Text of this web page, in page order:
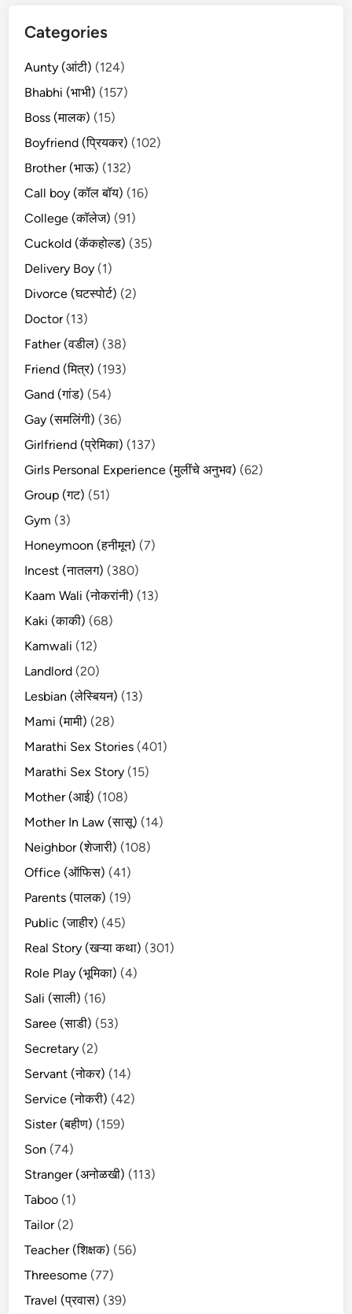
Categories
Aunty (आंटी) (124)
Bhabhi (भाभी) (157)
Boss (मालक) (15)
Boyfriend (प्रियकर) (102)
Brother (भाऊ) (132)
Call boy (कॉल बॉय) (16)
College (कॉलेज) (91)
Cuckold (कॅकहोल्ड) (35)
Delivery Boy (1)
Divorce (घटस्पोर्ट) (2)
Doctor(13)
Father (वडील) (38)
Friend (मित्र) (193)
Gand (गांड) (54)
Gay (समलिंगी) (36)
Girlfriend (प्रेमिका) (137)
Girls Personal Experience (मुलींचे अनुभव) (62)
Group (गट) (51)
Gym (3)
Honeymoon (हनीमून) (7)
Incest (नातलग) (380)
Kaam Wali (नोकरांनी) (13)
Kaki (काकी) (68)
Kamwali (12)
Landlord (20)
Lesbian (लेस्बियन) (13)
Mami (मामी) (28)
Marathi Sex Stories (401)
Marathi Sex Story (15)
Mother (आई) (108)
Mother In Law (सासू) (14)
Neighbor (शेजारी) (108)
Office (ऑफिस) (41)
Parents (पालक) (19)
Public (जाहीर) (45)
Real Story (खऱ्या कथा) (301)
Role Play (भूमिका) (4)
Sali (साली) (16)
Saree (साडी) (53)
Secretary (2)
Servant (नोकर) (14)
Service (नोकरी) (42)
Sister (बहीण) (159)
Son (74)
Stranger (अनोळखी) (113)
Taboo (1)
Tailor(2)
Teacher (शिक्षक) (56)
Threesome (77)
Travel (प्रवास) (39)